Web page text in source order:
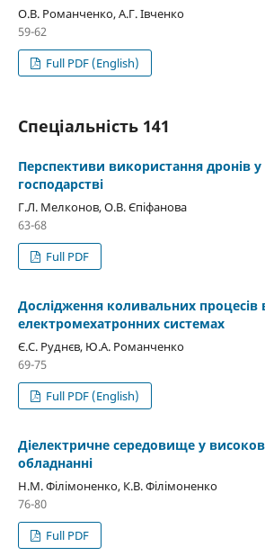
О.В. Романченко, A.Г. Івченко
59-62
Full PDF (English)
Спеціальність 141
Перспективи використання дронів у
господарстві
Г.Л. Мелконов, О.В. Єпіфанова
63-68
Full PDF
Дослідження коливальних процесів
електромехатронних системах
Є.С. Руднєв, Ю.А. Романченко
69-75
Full PDF (English)
Діелектричне середовище у
обладнанні
Н.М. Філімоненко, К.В. Філімоненко
76-80
Full PDF